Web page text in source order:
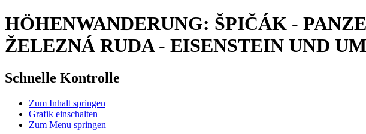
HÖHENWANDERUNG: ŠPIČÁK -
ŽELEZNÁ RUDA - EISENSTEIN UND
Schnelle Kontrolle
Zum Inhalt springen
Grafik einschalten
Zum Menu springen